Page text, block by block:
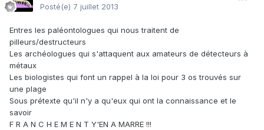
Posté(e) 7 juillet 2013
Entres les paléontologues qui nous traitent de
pilleurs/destructeurs
Les archéologues qui s'attaquent aux amateurs de détecteurs à
métaux
Les biologistes qui font un rappel à la loi pour 3 os trouvés sur
une plage
Sous prétexte qu'il n'y a qu'eux qui ont la connaissance et le
savoir
F R A N C H E M E N T Y'EN A MARRE !!!